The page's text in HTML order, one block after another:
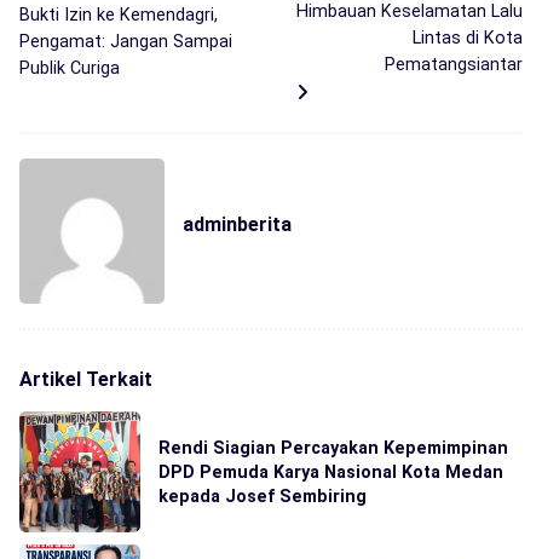
Bukti Izin ke Kemendagri,
Pengamat: Jangan Sampai
Publik Curiga
Himbauan Keselamatan Lalu
Lintas di Kota
Pematangsiantar
adminberita
Artikel Terkait
Rendi Siagian Percayakan Kepemimpinan
DPD Pemuda Karya Nasional Kota Medan
kepada Josef Sembiring